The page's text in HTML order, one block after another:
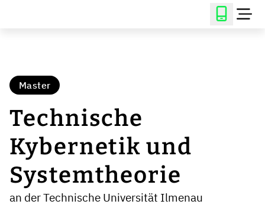
Master
Technische
Kybernetik und
Systemtheorie
an der Technische Universität Ilmenau